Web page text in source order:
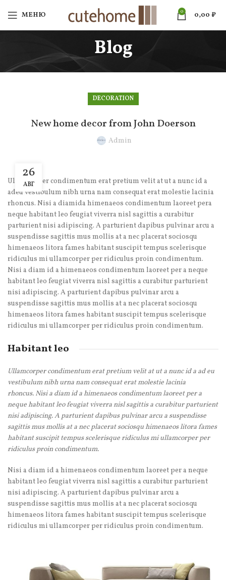
МЕНЮ 0 0,00 ₽
Blog
DECORATION
New home decor from John Doerson
Admin
26
АВГ
Ullamcorper condimentum erat pretium velit at ut a nunc id a
adeu vestibulum nibh urna nam consequat erat molestie lacinia
rhoncus. Nisi a diamida himenaeos condimentum laoreet pera
neque habitant leo feugiat viverra nisl sagittis a curabitur
parturient nisi adipiscing. A parturient dapibus pulvinar arcu a
suspendisse sagittis mus mollis at a nec placerat sociosqu
himenaeos litora fames habitant suscipit tempus scelerisque
ridiculus mi ullamcorper per ridiculus proin condimentum.
Nisi a diam id a himenaeos condimentum laoreet per a neque
habitant leo feugiat viverra nisl sagittis a curabitur parturient
nisi adipiscing. A parturient dapibus pulvinar arcu a
suspendisse sagittis mus mollis at a nec placerat sociosqu
himenaeos litora fames habitant suscipit tempus scelerisque
ridiculus mi ullamcorper per ridiculus proin condimentum.
Habitant leo
Ullamcorper condimentum erat pretium velit at ut a nunc id a ad eu
vestibulum nibh urna nam consequat erat molestie lacinia
rhoncus. Nisi a diam id a himenaeos condimentum laoreet per a
neque habitant leo feugiat viverra nisl sagittis a curabitur parturient
nisi adipiscing. A parturient dapibus pulvinar arcu a suspendisse
sagittis mus mollis at a nec placerat sociosqu himenaeos litora fames
habitant suscipit tempus scelerisque ridiculus mi ullamcorper per
ridiculus proin condimentum.
Nisi a diam id a himenaeos condimentum laoreet per a neque
habitant leo feugiat viverra nisl sagittis a curabitur parturient
nisi adipiscing. A parturient dapibus pulvinar arcu a
suspendisse sagittis mus mollis at a nec placerat sociosqu
himenaeos litora fames habitant suscipit tempus scelerisque
ridiculus mi ullamcorper per ridiculus proin condimentum.